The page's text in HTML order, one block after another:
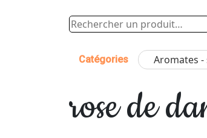
Catégories Aromates -
rose de